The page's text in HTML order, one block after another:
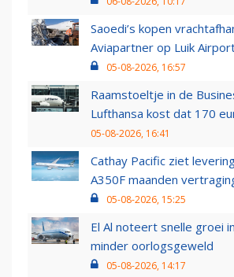
Saoedi’s kopen
Aviapartner op Luik
05-08-2026, 16:57
Raamstoeltje in de
Lufthansa kost dat 170
05-08-2026, 16:41
Cathay Pacific ziet
A350F maanden
05-08-2026, 15:25
El Al noteert snelle groei
minder oorlogsgeweld
05-08-2026, 14:17